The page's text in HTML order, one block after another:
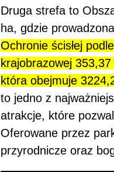
Druga strefa to
ha, gdzie
Ochronie ścisłej
krajobrazowej
która obejmuje
to jedno z
atrakcje, które
Oferowane przez
przyrodnicze oraz